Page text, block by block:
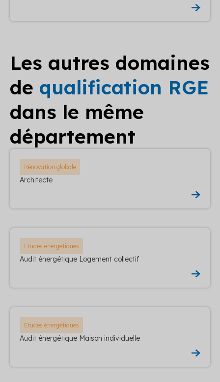
Les autres domaines
de qualification RGE
dans le même
département
Rénovation globale
Architecte
Etudes énergétiques
Audit énergétique Logement collectif
Etudes énergétiques
Audit énergétique Maison individuelle